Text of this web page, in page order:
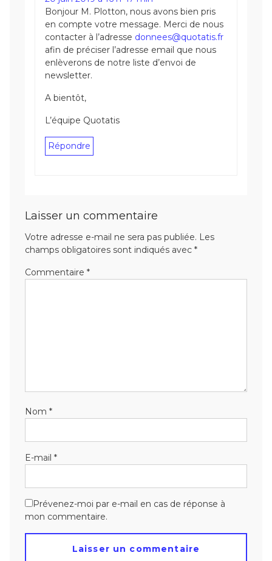
Bonjour M. Plotton, nous avons bien pris
en compte votre message. Merci de nous
contacter à l’adresse donnees@quotatis.fr
afin de préciser l’adresse email que nous
enlèverons de notre liste d’envoi de
newsletter.
A bientôt,
L’équipe Quotatis
Répondre
Laisser un commentaire
Votre adresse e-mail ne sera pas publiée. Les
champs obligatoires sont indiqués avec *
Commentaire *
Nom *
E-mail *
Prévenez-moi par e-mail en cas de réponse à
mon commentaire.